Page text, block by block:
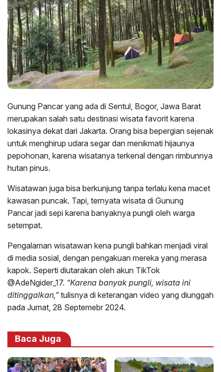
Gunung Pancar yang ada di Sentul, Bogor, Jawa Barat
merupakan salah satu destinasi wisata favorit karena
lokasinya dekat dari Jakarta. Orang bisa bepergian sejenak
untuk menghirup udara segar dan menikmati hijaunya
pepohonan, karena wisatanya terkenal dengan rimbunnya
hutan pinus.
Wisatawan juga bisa berkunjung tanpa terlalu kena macet
kawasan puncak. Tapi, ternyata wisata di Gunung
Pancar jadi sepi karena banyaknya pungli oleh warga
setempat.
Pengalaman wisatawan kena pungli bahkan menjadi viral
di media sosial, dengan pengakuan mereka yang merasa
kapok. Seperti diutarakan oleh akun TikTok
@AdeNgider_17. “Karena banyak pungli, wisata ini
ditinggalkan,”tulisnya di keterangan video yang diunggah
pada Jumat, 28 Septemebr 2024.
Baca Juga